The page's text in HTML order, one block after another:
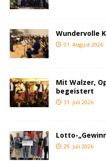
Wundervolle
01. August 2026
Mit Walzer,
begeistert
31. Juli 2026
Lotto-
29. Juli 2026